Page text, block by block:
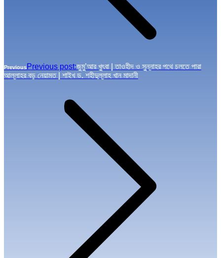
PreviousPrevious post:জুমু’আর খুৎবা | তাওহীদ ও সুন্নাহর পথে চলতে পারা
আল্লাহর বড় নেয়ামত | শাইখ ড. শহীদুল্লাহ খান মাদানী